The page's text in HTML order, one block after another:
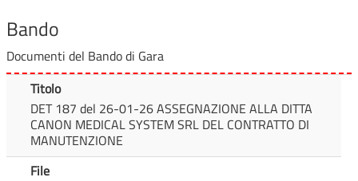
Bando
Documenti del Bando di Gara
Titolo
DET 187 del 26-01-26 ASSEGNAZIONE ALLA DITTA
CANON MEDICAL SYSTEM SRL DEL CONTRATTO DI
MANUTENZIONE
File